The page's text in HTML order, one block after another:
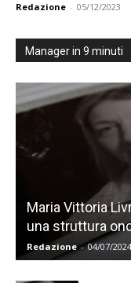
Redazione - 05/12/2023
Manager in 9 minuti
Maria Vittoria
una struttura
Redazione - 04/07/2024